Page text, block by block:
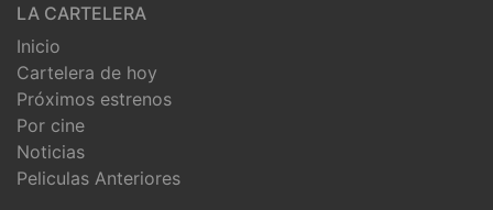
LA CARTELERA
Inicio
Cartelera de hoy
Próximos estrenos
Por cine
Noticias
Peliculas Anteriores